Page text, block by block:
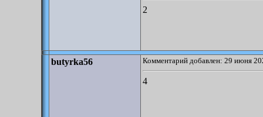
2
butyrka56 Комментарий добавлен: 29 июня
4